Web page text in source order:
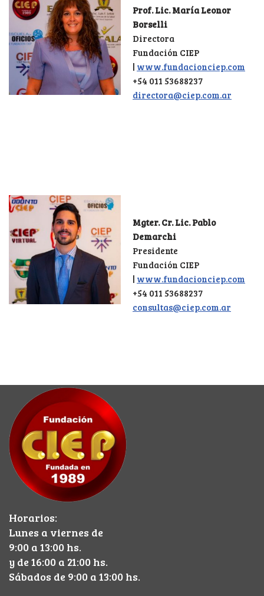
Prof. Lic. María Leonor
Borselli
Directora
Fundación CIEP
| www.fundacionciep.com
+54 011 53688237
directora@ciep.com.ar
Mgter. Cr. Lic. Pablo
Demarchi
Presidente
Fundación CIEP
| www.fundacionciep.com
+54 011 53688237
consultas@ciep.com.ar
Horarios:
Lunes a viernes de
9:00 a 13:00 hs.
y de 16:00 a 21:00 hs.
Sábados de 9:00 a 13:00 hs.